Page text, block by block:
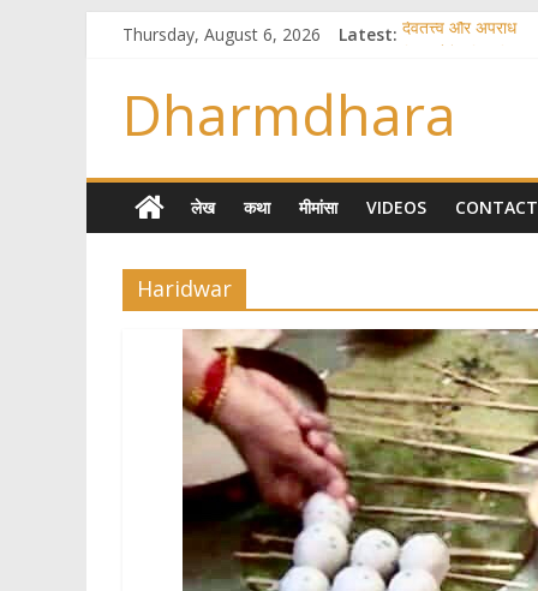
Thursday, August 6, 2026 Latest: देवतत्त्व और अपराध
तुम्हीं हो माता, पिता
गौ सेवा और राजयोग
Dharmdhara
लेख कथा मीमांसा VIDEOS
Haridwar